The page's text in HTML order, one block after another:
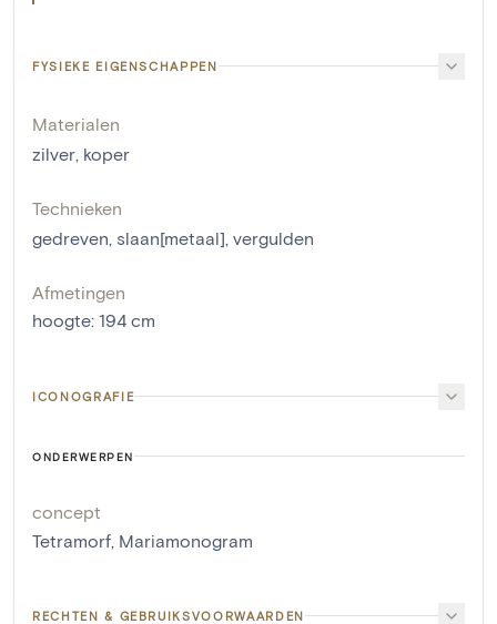
FYSIEKE EIGENSCHAPPEN
Materialen
zilver, koper
Technieken
gedreven, slaan[metaal], vergulden
Afmetingen
hoogte: 194 cm
ICONOGRAFIE
ONDERWERPEN
concept
Tetramorf, Mariamonogram
RECHTEN & GEBRUIKSVOORWAARDEN